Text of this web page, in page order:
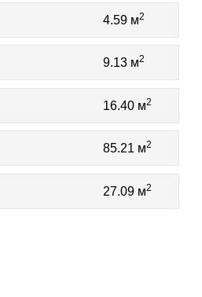
4.59 м2
9.13 м2
16.40 м2
85.21 м2
27.09 м2